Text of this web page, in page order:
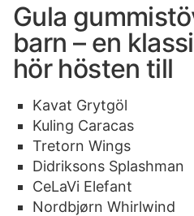
Gula
barn – en
hör hösten till
Kavat Grytgöl
Kuling Caracas
Tretorn Wings
Didriksons Splashman
CeLaVi Elefant
Nordbjørn Whirlwind